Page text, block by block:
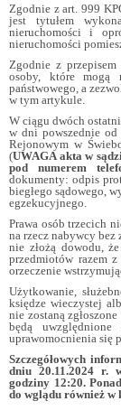
Zgodnie z art. 999
jest tytułem
nieruchomości i
nieruchomości
Zgodnie z
osoby, które mogą
państwowego, a
w tym artykule.
W ciągu dwóch
w dni powszednie od
Rejonowym w
(UWAGA akta w
pod numerem
dokumenty: odpis
biegłego sądowego,
egzekucyjnego.
Prawa osób trzecich
na rzecz nabywcy bez
nie złożą dowodu,
przedmiotów razem
orzeczenie
Użytkowanie,
księdze wieczystej
nie zostaną
będą
uprawomocnienia się
Szczegółowych
dniu 20.11.2024 r.
godziny 12:20.
do wglądu również